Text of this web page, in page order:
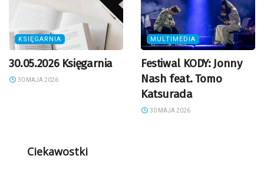
KSIĘGARNIA
30.05.2026 Księgarnia
30 MAJA 2026
MULTIMEDIA
Festiwal KODY: Jonny
Nash feat. Tomo
Katsurada
30 MAJA 2026
Ciekawostki